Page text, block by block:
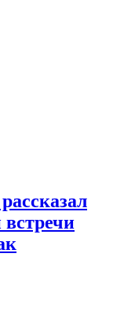
встречи